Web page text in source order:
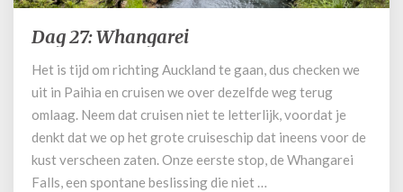
Dag
Whangarei
Dag 27: Whangarei
Het is tijd om richting Auckland te gaan, dus checken we
uit in Paihia en cruisen we over dezelfde weg terug
omlaag. Neem dat cruisen niet te letterlijk, voordat je
denkt dat we op het grote cruiseschip dat ineens voor de
kust verscheen zaten. Onze eerste stop, de Whangarei
Falls, een spontane beslissing die niet …